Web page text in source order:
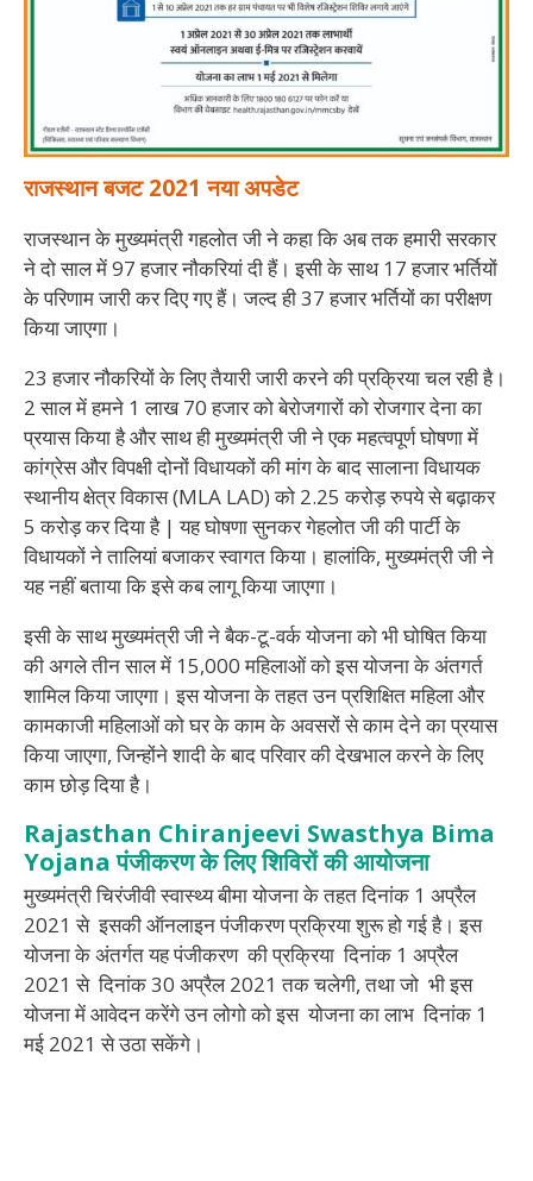
राजस्थानबजट2021नयाअपडेट
राजस्थान के मुख्यमंत्री गहलोत जी ने कहा कि अब तक हमारी सरकार
ने दो साल में 97 हजार नौकरियां दी हैं। इसी के साथ 17 हजार भर्तियों
के परिणाम जारी कर दिए गए हैं। जल्द ही 37 हजार भर्तियों का परीक्षण
किया जाएगा।
23 हजार नौकरियों के लिए तैयारी जारी करने की प्रक्रिया चल रही है।
2 साल में हमने 1 लाख 70 हजार को बेरोजगारों को रोजगार देना का
प्रयास किया है और साथ ही मुख्यमंत्री जी ने एक महत्वपूर्ण घोषणा में
कांग्रेस और विपक्षी दोनों विधायकों की मांग के बाद सालाना विधायक
स्थानीय क्षेत्र विकास (MLA LAD) को 2.25 करोड़ रुपये से बढ़ाकर
5 करोड़ कर दिया है | यह घोषणा सुनकर गेहलोत जी की पार्टी के
विधायकों ने तालियां बजाकर स्वागत किया। हालांकि, मुख्यमंत्री जी ने
यह नहीं बताया कि इसे कब लागू किया जाएगा।
इसी के साथ मुख्यमंत्री जी ने बैक-टू-वर्क योजना को भी घोषित किया
की अगले तीन साल में 15,000 महिलाओं को इस योजना के अंतगर्त
शामिल किया जाएगा। इस योजना के तहत उन प्रशिक्षित महिला और
कामकाजी महिलाओं को घर के काम के अवसरों से काम देने का प्रयास
किया जाएगा, जिन्होंने शादी के बाद परिवार की देखभाल करने के लिए
काम छोड़ दिया है।
Rajasthan Chiranjeevi Swasthya Bima
Yojanaपंजीकरणकेलिएशिविरोंकीआयोजन
मुख्यमंत्री चिरंजीवी स्वास्थ्य बीमा योजना के तहत दिनांक 1 अप्रैल
2021 से इसकी ऑनलाइन पंजीकरण प्रक्रिया शुरू हो गई है। इस
योजना के अंतर्गत यह पंजीकरण की प्रक्रिया दिनांक 1 अप्रैल
2021 से दिनांक 30 अप्रैल 2021 तक चलेगी, तथा जो भी इस
योजना में आवेदन करेंगे उन लोगो को इस योजना का लाभ दिनांक 1
मई 2021 से उठा सकेंगे।